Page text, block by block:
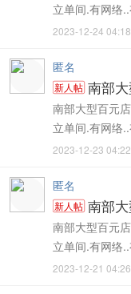
立单间.有网络
2023-12-24 04:18
匿名
新人帖 南部
南部大型百元
立单间.有网络
2023-12-23 04:22
匿名
新人帖 南部
南部大型百元
立单间.有网络
2023-12-21 04:26